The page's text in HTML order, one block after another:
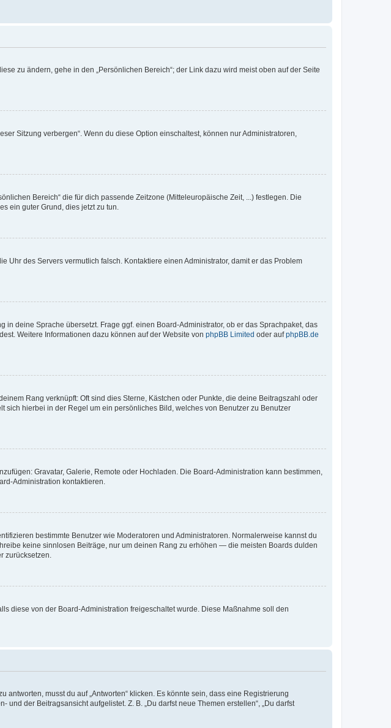
zu ändern, gehe in den „Persönlichen Bereich“; der Link dazu wird meist oben auf der Seite
Sitzung verbergen“. Wenn du diese Option einschaltest, können nur Administratoren,
Bereich“ die für dich passende Zeitzone (Mitteleuropäische Zeit, ...) festlegen. Die
ein guter Grund, dies jetzt zu tun.
Uhr des Servers vermutlich falsch. Kontaktiere einen Administrator, damit er das Problem
deine Sprache übersetzt. Frage ggf. einen Board-Administrator, ob er das Sprachpaket, das
Weitere Informationen dazu können auf der Website von phpBB Limited oder aufphpBB.de
Rang verknüpft: Oft sind dies Sterne, Kästchen oder Punkte, die deine Beitragszahl oder
sich hierbei in der Regel um ein persönliches Bild, welches von Benutzer zu Benutzer
Gravatar, Galerie, Remote oder Hochladen. Die Board-Administration kann bestimmen,
Administration kontaktieren.
bestimmte Benutzer wie Moderatoren und Administratoren. Normalerweise kannst du
keine sinnlosen Beiträge, nur um deinen Rang zu erhöhen — die meisten Boards dulden
zurücksetzen.
diese von der Board-Administration freigeschaltet wurde. Diese Maßnahme soll den
antworten, musst du auf „Antworten“ klicken. Es könnte sein, dass eine Registrierung
der Beitragsansicht aufgelistet. Z. B. „Du darfst neue Themen erstellen“, „Du darfst